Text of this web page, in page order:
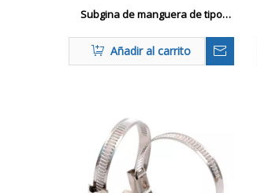
Subgina de manguera de tipo
Añadir al carrito